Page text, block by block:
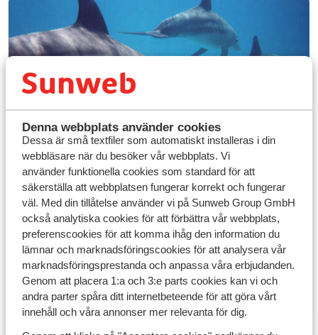
Denna webbplats använder cookies
Dessa är små textfiler som automatiskt installeras i din
webbläsare när du besöker vår webbplats. Vi
använder funktionella cookies som standard för att
säkerställa att webbplatsen fungerar korrekt och fungerar
väl. Med din tillåtelse använder vi på Sunweb Group GmbH
också analytiska cookies för att förbättra vår webbplats,
preferenscookies för att komma ihåg den information du
lämnar och marknadsföringscookies för att analysera vår
marknadsföringsprestanda och anpassa våra erbjudanden.
Genom att placera 1:a och 3:e parts cookies kan vi och
andra parter spåra ditt internetbeteende för att göra vårt
innehåll och våra annonser mer relevanta för dig.
Hurghada
📍Vrakdykning vid Thistlegorm. 📍126 meter långt brittiskt
fartyg från andra världskriget. 📍Mångsidiga
undervattensskatter.
Sök resa